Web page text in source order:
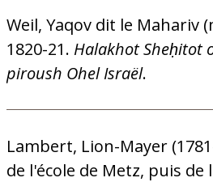
Weil, Yaqov dit le Mahariv
1820-21. Halakhot Sheḥitot
piroush Ohel Israël.
Lambert, Lion-Mayer
de l'école de Metz, puis